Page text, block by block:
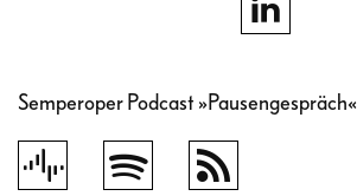
Semperoper Podcast »Pausengespräch«